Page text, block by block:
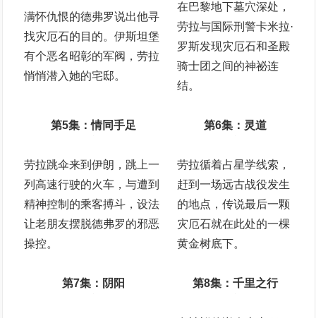
满怀仇恨的德弗罗说出他寻
找灾厄石的目的。伊斯坦堡
有个恶名昭彰的军阀，劳拉
悄悄潜入她的宅邸。
在巴黎地下墓穴深处，
劳拉与国际刑警卡米拉·
罗斯发现灾厄石和圣殿
骑士团之间的神祕连
结。
第5集：情同手足 第6集：灵道
劳拉跳伞来到伊朗，跳上一
列高速行驶的火车，与遭到
精神控制的乘客搏斗，设法
让老朋友摆脱德弗罗的邪恶
操控。
劳拉循着占星学线索，
赶到一场远古战役发生
的地点，传说最后一颗
灾厄石就在此处的一棵
黄金树底下。
第7集：阴阳 第8集：千里之行